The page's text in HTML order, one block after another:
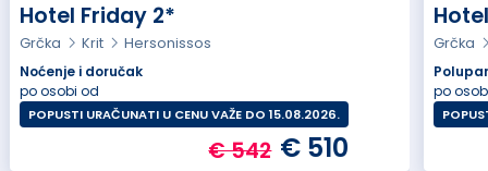
Hotel Friday 2*
Grčka Krit
Hersonissos
Noćenje i doručak
po osobi od
POPUSTI URAČUNATI U CENU VAŽE DO 15.08.2026.
€ 542 € 510
Grčka
po